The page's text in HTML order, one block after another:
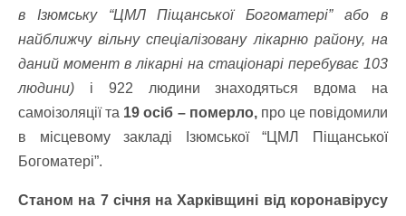
в Ізюмську “ЦМЛ Піщанської Богоматері” або в
найближчу вільну спеціалізовану лікарню району, на
даний момент в лікарні на стаціонарі перебуває 103
людини) і 922 людини знаходяться вдома на
самоізоляції та 19 осіб – померло,про це повідомили
в місцевому закладі Ізюмської “ЦМЛ Піщанської
Богоматері”.
Станом на 7 січня на Харківщині від коронавірусу